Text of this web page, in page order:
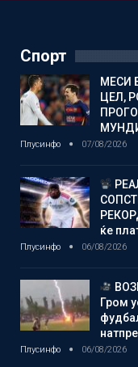
Спорт
МЕСИ
ЦЕЛ,
Плусинфо 07/08/2026
ќе
Плусинфо 06/08/2026
Гром
Плусинфо 06/08/2026